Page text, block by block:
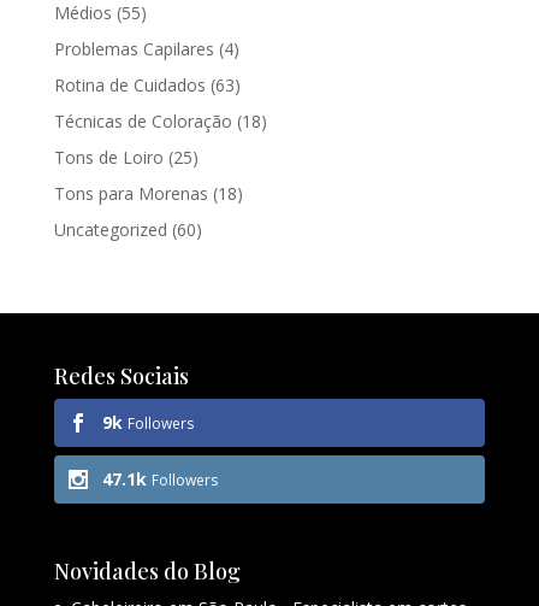
Médios (55)
Problemas Capilares (4)
Rotina de Cuidados (63)
Técnicas de Coloração (18)
Tons de Loiro (25)
Tons para Morenas (18)
Uncategorized (60)
Redes Sociais
9k Followers
47.1k Followers
Novidades do Blog